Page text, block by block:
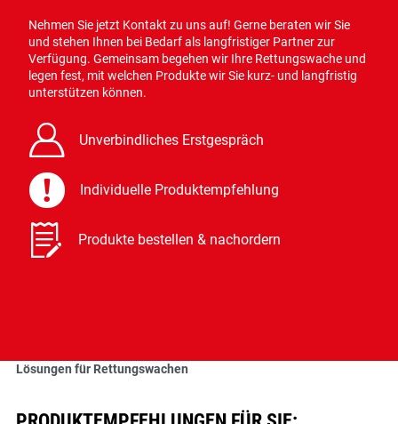
Nehmen Sie jetzt Kontakt zu uns auf! Gerne beraten wir Sie
und stehen Ihnen bei Bedarf als langfristiger Partner zur
Verfügung. Gemeinsam begehen wir Ihre Rettungswache und
legen fest, mit welchen Produkte wir Sie kurz- und langfristig
unterstützen können.
B Unverbindliches Erstgespräch
J Individuelle Produktempfehlung
Q Produkte bestellen & nachordern
Lösungen für Rettungswachen